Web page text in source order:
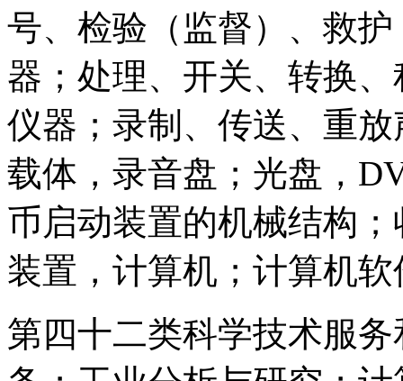
号、检验（监督）、救
器；处理、开关、转换
仪器；录制、传送、重
载体，录音盘；光盘，
币启动装置的机械结构
装置，计算机；计算机
第四十二类科学技术服